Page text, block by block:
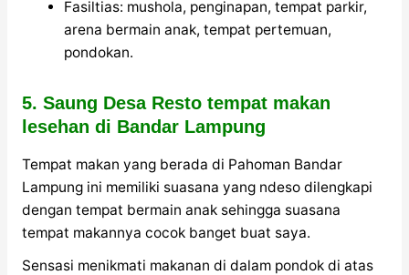
Fasiltias: mushola, penginapan, tempat parkir,
arena bermain anak, tempat pertemuan,
pondokan.
5. Saung Desa Resto tempat makan
lesehan di Bandar Lampung
Tempat makan yang berada di Pahoman Bandar
Lampung ini memiliki suasana yang ndeso dilengkapi
dengan tempat bermain anak sehingga suasana
tempat makannya cocok banget buat saya.
Sensasi menikmati makanan di dalam pondok di atas